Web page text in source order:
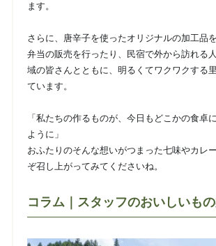
ます。
さらに、唐辛子を使ったオリジナルの加工品
弁当の販売を行ったり、民宿で外から訪れる
域の皆さんとともに、明るくてワクワクする
ています。
「私たちの作るものが、今日もどこかの食卓
ように」
おふたりのそんな想いがつまった七味やカレ
ぞ召し上がってみてくださいね。
コラム｜スタッフのおいしいも